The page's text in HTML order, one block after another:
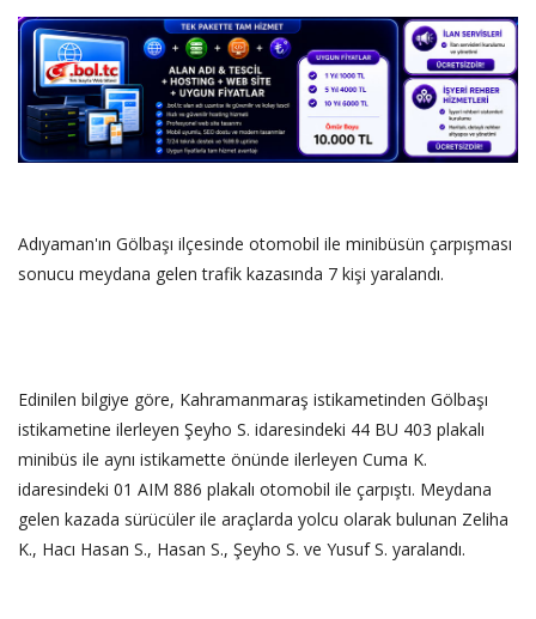
Adıyaman'ın Gölbaşı ilçesinde otomobil ile minibüsün çarpışması
sonucu meydana gelen trafik kazasında 7 kişi yaralandı.
Edinilen bilgiye göre, Kahramanmaraş istikametinden Gölbaşı
istikametine ilerleyen Şeyho S. idaresindeki 44 BU 403 plakalı
minibüs ile aynı istikamette önünde ilerleyen Cuma K.
idaresindeki 01 AIM 886 plakalı otomobil ile çarpıştı. Meydana
gelen kazada sürücüler ile araçlarda yolcu olarak bulunan Zeliha
K., Hacı Hasan S., Hasan S., Şeyho S. ve Yusuf S. yaralandı.